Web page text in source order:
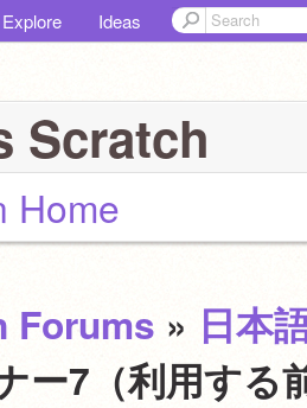
Explore Ideas
Scratch
Home
Forums » 日本
ー7（利用する